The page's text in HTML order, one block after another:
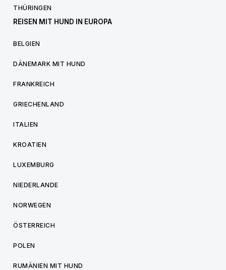
THÜRINGEN
REISEN MIT HUND IN EUROPA
BELGIEN
DÄNEMARK MIT HUND
FRANKREICH
GRIECHENLAND
ITALIEN
KROATIEN
LUXEMBURG
NIEDERLANDE
NORWEGEN
ÖSTERREICH
POLEN
RUMÄNIEN MIT HUND